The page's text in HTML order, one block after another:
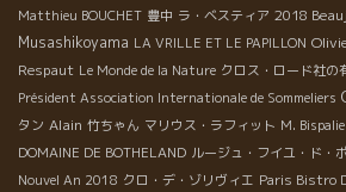
Matthieu BOUCHET 豊中 ラ・ベスティア 2018
Musashikoyama LA VRILLE ET LE PAPILLON
Respaut Le Monde de la Nature クロス・ロード社の
Président Association Internationale de Sommeliers
タン Alain 竹ちゃん マリウス・ラフィット M. Bispalie
DOMAINE DE BOTHELAND ルージュ・フイユ・ド・
Nouvel An 2018 クロ・デ・ゾリヴィエ Paris Bistro